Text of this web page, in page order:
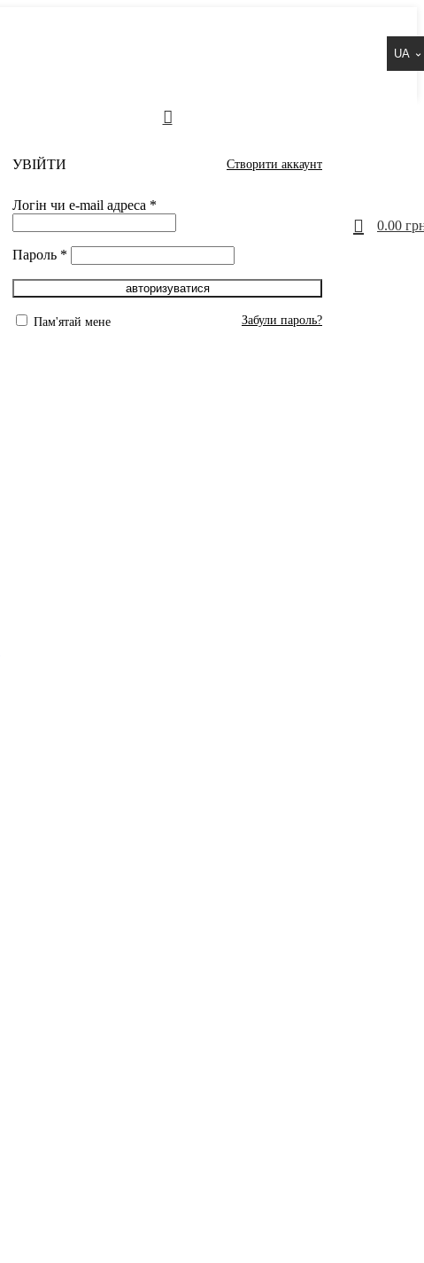
UA
УВІЙТИ Створити аккаунт
Логін чи e-mail адреса *
Пароль *
авторизуватися
Забули пароль?
Пам'ятай мене
0.00